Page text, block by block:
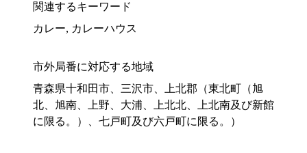
関連するキーワード
カレー, カレーハウス
市外局番に対応する地域
青森県十和田市、三沢市、上北郡（東北町（旭
北、旭南、上野、大浦、上北北、上北南及び新館
に限る。）、七戸町及び六戸町に限る。）